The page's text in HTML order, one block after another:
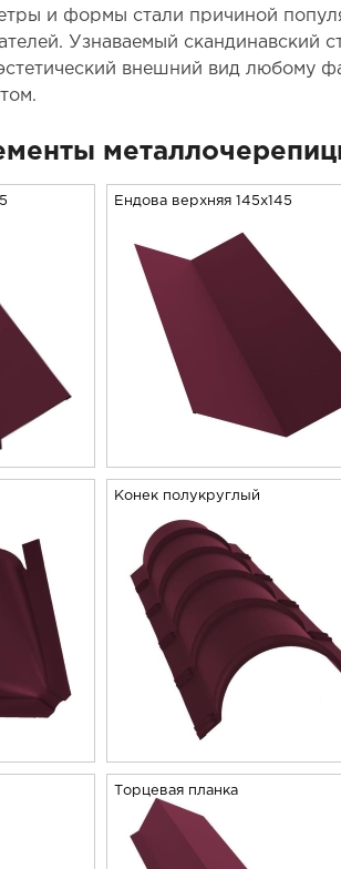
и формы стали причиной
Узнаваемый скандинавский
внешний вид любому
Ендова верхняя 145х145
Конек полукруглый
Торцевая планка